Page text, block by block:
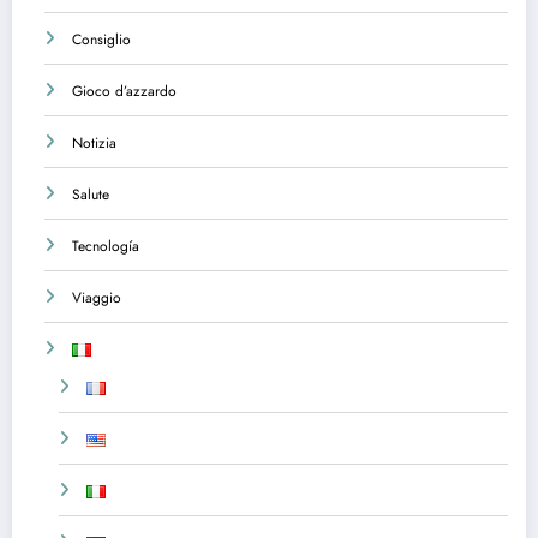
Consiglio
Gioco d’azzardo
Notizia
Salute
Tecnología
Viaggio